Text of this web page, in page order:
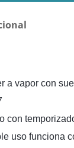
a vapor con
con
uso funciona